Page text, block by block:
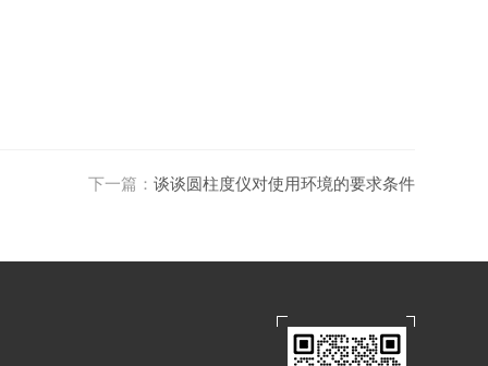
下一篇： 谈谈圆柱度仪对使用环境的要求条件